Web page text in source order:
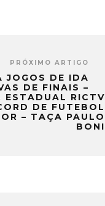
PRÓXIMO ARTIGO
JOGOS DE IDA
DE FINAIS –
ESTADUAL RICTV
DE FUTEBOL
– TAÇA PAULO
BONI